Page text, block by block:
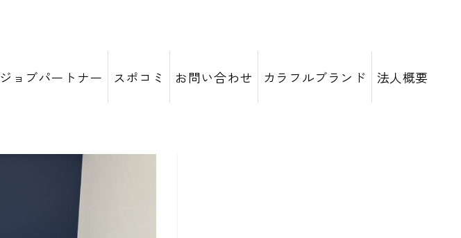
ジョブパートナー スポコミ お問い合わせ カラフルブランド 法人概要